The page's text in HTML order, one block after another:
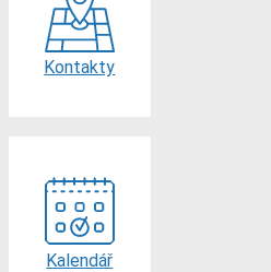
Kontakty
Kalendář